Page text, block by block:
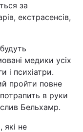
за
екстрасенсів,
медики усіх
і психіатри.
пройти повне
в руки
Бельхамр.
які не